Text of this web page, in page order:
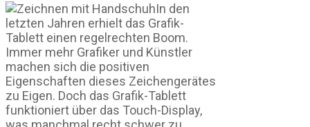
In den
letzten Jahren erhielt das Grafik-
Tablett einen regelrechten Boom.
Immer mehr Grafiker und Künstler
machen sich die positiven
Eigenschaften dieses Zeichengerätes
zu Eigen. Doch das Grafik-Tablett
funktioniert über das Touch-Display,